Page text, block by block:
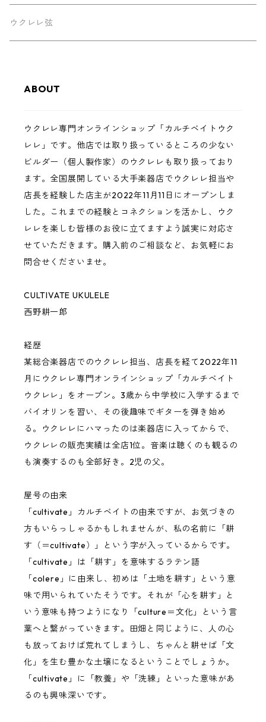
Luna
Martin
Sakata Guitars
Hatta Works
Cultivate Ukulele
Craft Musica
Shimo Guitars
Basiner
G String
Tatsuya Mitsui
tkitki（ティキティキ）
Sofla ukes by YGK
パーツ
ステッカー
ウクレレ弦
ABOUT
ウクレレ専門オンラインショップ「カルチベイトウク
レレ」です。他店では取り扱っているところの少ない
ビルダー（個人製作家）のウクレレも取り扱っており
ます。全国展開している大手楽器店でウクレレ担当や
店長を経験した店主が2022年11月11日にオープンしま
した。これまでの経験とコネクションを活かし、ウク
レレを楽しむ皆様のお役に立てますよう誠実に対応さ
せていただきます。購入前のご相談など、お気軽にお
問合せくださいませ。
CULTIVATE UKULELE
西野耕一郎
経歴
某総合楽器店でのウクレレ担当、店長を経て2022年11
月にウクレレ専門オンラインショップ「カルチベイト
ウクレレ」をオープン。3歳から中学校に入学するまで
バイオリンを習い、その後趣味でギターを弾き始め
る。ウクレレにハマったのは楽器店に入ってからで、
ウクレレの販売実績は全店1位。音楽は聴くのも観るの
も演奏するのも全部好き。2児の父。
屋号の由来
「cultivate」カルチベイトの由来ですが、お気づきの
方もいらっしゃるかもしれませんが、私の名前に「耕
す（＝cultivate）」という字が入っているからです。
「cultivate」は「耕す」を意味するラテン語
「colere」に由来し、初めは「土地を耕す」という意
味で用いられていたそうです。それが「心を耕す」と
いう意味も持つようになり「culture＝文化」という言
葉へと繋がっていきます。田畑と同じように、人の心
も放っておけば荒れてしまうし、ちゃんと耕せば「文
化」を生む豊かな土壌になるということでしょうか。
「cultivate」に「教養」や「洗練」といった意味があ
るのも興味深いです。